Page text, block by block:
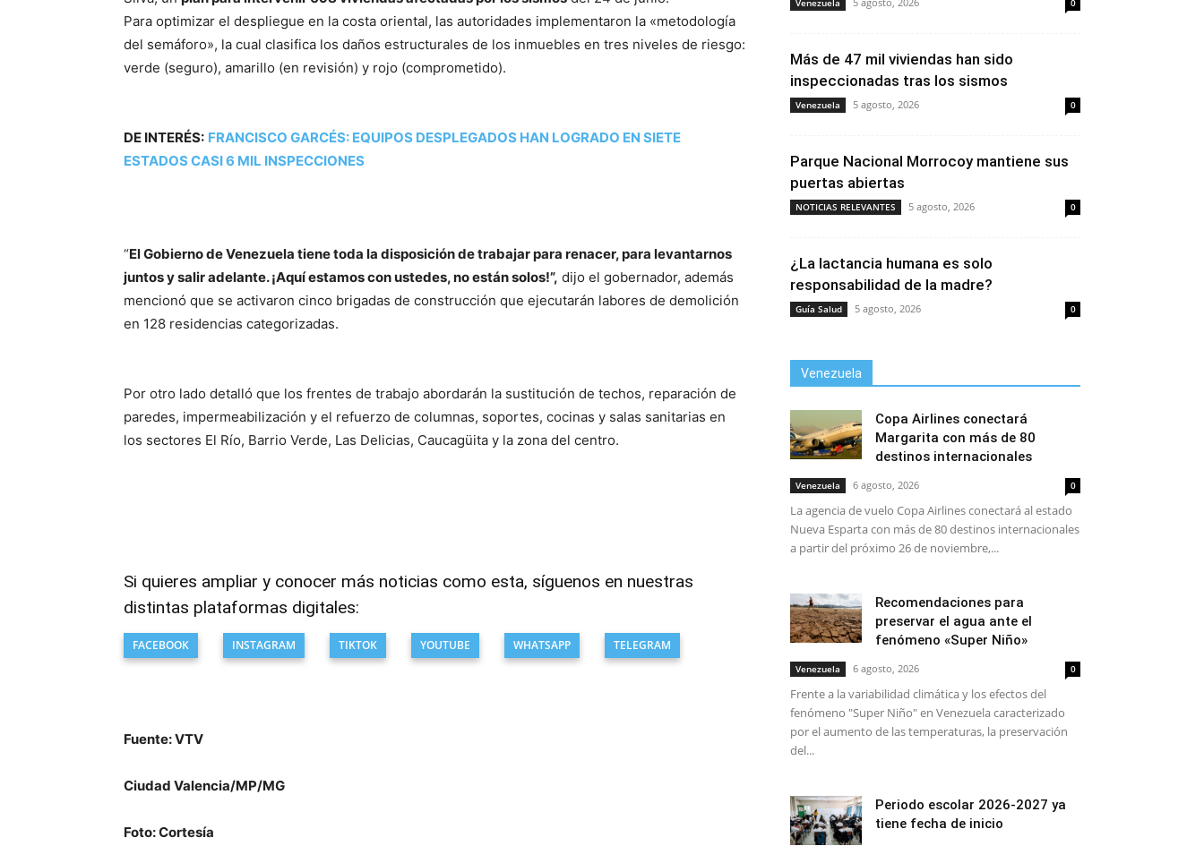
Para optimizar el despliegue en la costa oriental, las autoridades implementaron la «metodología
del semáforo», la cual clasifica los daños estructurales de los inmuebles en tres niveles de riesgo:
verde (seguro), amarillo (en revisión) y rojo (comprometido).
DE INTERÉS: FRANCISCO GARCÉS: EQUIPOS DESPLEGADOS HAN LOGRADO EN SIETE
ESTADOS CASI 6 MIL INSPECCIONES
“El Gobierno de Venezuela tiene toda la disposición de trabajar para renacer, para levantarnos
juntos y salir adelante. ¡Aquí estamos con ustedes, no están solos!”, dijo el gobernador, además
mencionó que se activaron cinco brigadas de construcción que ejecutarán labores de demolición
en 128 residencias categorizadas.
Por otro lado detalló que los frentes de trabajo abordarán la sustitución de techos, reparación de
paredes, impermeabilización y el refuerzo de columnas, soportes, cocinas y salas sanitarias en
los sectores El Río, Barrio Verde, Las Delicias, Caucagüita y la zona del centro.
Si quieres ampliar y conocer más noticias como esta, síguenos en nuestras
distintas plataformas digitales:
FACEBOOK INSTAGRAM TIKTOK YOUTUBE WHATSAPP TELEGRAM
Fuente: VTV
Ciudad Valencia/MP/MG
Foto: Cortesía
Venezuela 0
Más de 47 mil viviendas han sido
inspeccionadas tras los sismos
Venezuela 5 agosto, 2026 0
Parque Nacional Morrocoy mantiene sus
puertas abiertas
NOTICIAS RELEVANTES 5 agosto, 2026 0
¿La lactancia humana es solo
responsabilidad de la madre?
Guía Salud 5 agosto, 2026 0
Venezuela
Copa Airlines conectará
Margarita con más de 80
destinos internacionales
Venezuela 6 agosto, 2026 0
La agencia de vuelo Copa Airlines conectará al estado
Nueva Esparta con más de 80 destinos internacionales
a partir del próximo 26 de noviembre,...
Recomendaciones para
preservar el agua ante el
fenómeno «Super Niño»
Venezuela 6 agosto, 2026 0
Frente a la variabilidad climática y los efectos del
fenómeno "Super Niño" en Venezuela caracterizado
por el aumento de las temperaturas, la preservación
del...
Periodo escolar 2026-2027 ya
tiene fecha de inicio